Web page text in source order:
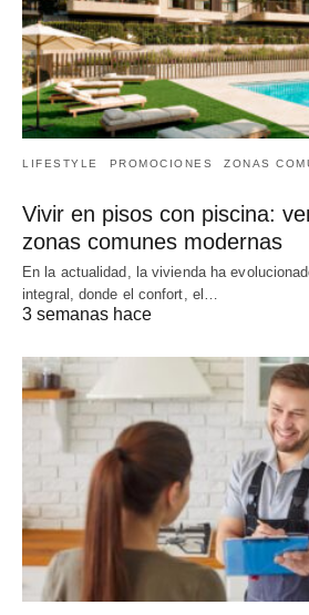
LIFESTYLE PROMOCIONES ZONAS
Vivir en pisos con piscina:
zonas comunes modernas
En la actualidad, la vivienda ha
integral, donde el confort, el…
3 semanas hace